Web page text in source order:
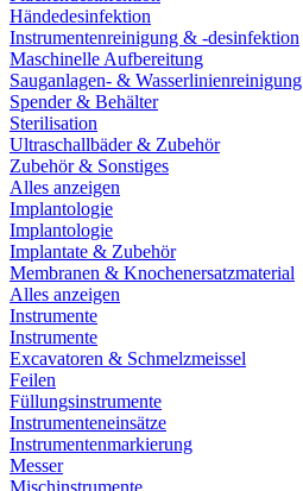
Händedesinfektion
Instrumentenreinigung & -desinfektion
Maschinelle Aufbereitung
Sauganlagen- & Wasserlinienreinigung
Spender & Behälter
Sterilisation
Ultraschallbäder & Zubehör
Zubehör & Sonstiges
Alles anzeigen
Implantologie
Implantologie
Implantate & Zubehör
Membranen & Knochenersatzmaterial
Alles anzeigen
Instrumente
Instrumente
Excavatoren & Schmelzmeissel
Feilen
Füllungsinstrumente
Instrumenteneinsätze
Instrumentenmarkierung
Messer
Mischinstrumente